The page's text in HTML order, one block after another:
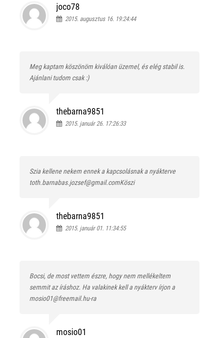
joco78
2015. augusztus 16. 19:24:44
Meg kaptam köszönöm kiválóan üzemel, és elég stabil is.
Ajánlani tudom csak :)
thebarna9851
2015. január 26. 17:26:33
Szia kellene nekem ennek a kapcsolásnak a nyákterve
toth.barnabas.jozsef@gmail.comKöszi
thebarna9851
2015. január 01. 11:34:55
Bocsi, de most vettem észre, hogy nem mellékeltem
semmit az íráshoz. Ha valakinek kell a nyákterv írjon a
mosio01@freemail.hu-ra
mosio01